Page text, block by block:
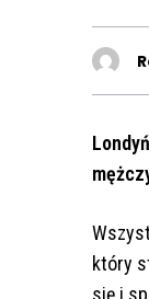
który
się i